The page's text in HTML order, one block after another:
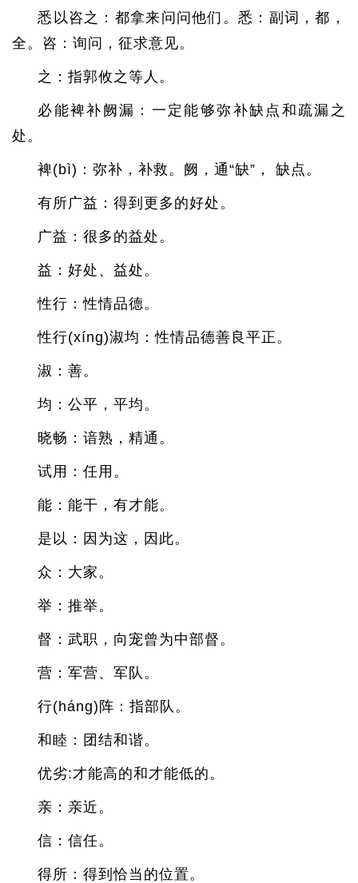
悉以咨之：都拿来问问他们。悉：副词，都，
全。咨：询问，征求意见。
之：指郭攸之等人。
必能裨补阙漏：一定能够弥补缺点和疏漏之
处。
裨(bì)：弥补，补救。阙，通“缺”， 缺点。
有所广益：得到更多的好处。
广益：很多的益处。
益：好处、益处。
性行：性情品德。
性行(xíng)淑均：性情品德善良平正。
淑：善。
均：公平，平均。
晓畅：谙熟，精通。
试用：任用。
能：能干，有才能。
是以：因为这，因此。
众：大家。
举：推举。
督：武职，向宠曾为中部督。
营：军营、军队。
行(háng)阵：指部队。
和睦：团结和谐。
优劣:才能高的和才能低的。
亲：亲近。
信：信任。
得所：得到恰当的位置。